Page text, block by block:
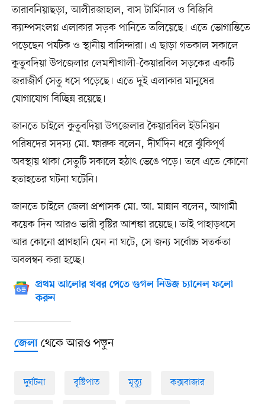
তারাবনিয়াছড়া, আলীরজাহাল, বাস টার্মিনাল ও বিজিবি
ক্যাম্পসংলগ্ন এলাকার সড়ক পানিতে তলিয়েছে। এতে ভোগান্তিতে
পড়েছেন পর্যটক ও স্থানীয় বাসিন্দারা। এ ছাড়া গতকাল সকালে
কুতুবদিয়া উপজেলার লেমশীখালী-কৈয়ারবিল সড়কের একটি
জরাজীর্ণ সেতু ধসে পড়েছে। এতে দুই এলাকার মানুষের
যোগাযোগ বিচ্ছিন্ন রয়েছে।
জানতে চাইলে কুতুবদিয়া উপজেলার কৈয়ারবিল ইউনিয়ন
পরিষদের সদস্য মো. ফারুক বলেন, দীর্ঘদিন ধরে ঝুঁকিপূর্ণ
অবস্থায় থাকা সেতুটি সকালে হঠাৎ ভেঙে পড়ে। তবে এতে কোনো
হতাহতের ঘটনা ঘটেনি।
জানতে চাইলে জেলা প্রশাসক মো. আ. মান্নান বলেন, আগামী
কয়েক দিন আরও ভারী বৃষ্টির আশঙ্কা রয়েছে। তাই পাহাড়ধসে
আর কোনো প্রাণহানি যেন না ঘটে, সে জন্য সর্বোচ্চ সতর্কতা
অবলম্বন করা হচ্ছে।
প্রথম আলোর খবর পেতে গুগল নিউজ চ্যানেল ফলো
করুন
জেলাথেকে আরও পড়ুন
দুর্ঘটনা বৃষ্টিপাত মৃত্যু কক্সবাজার